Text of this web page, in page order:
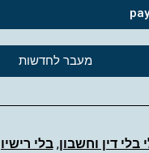
מעבר לחדשות
בלי דין וחשבון,בלי